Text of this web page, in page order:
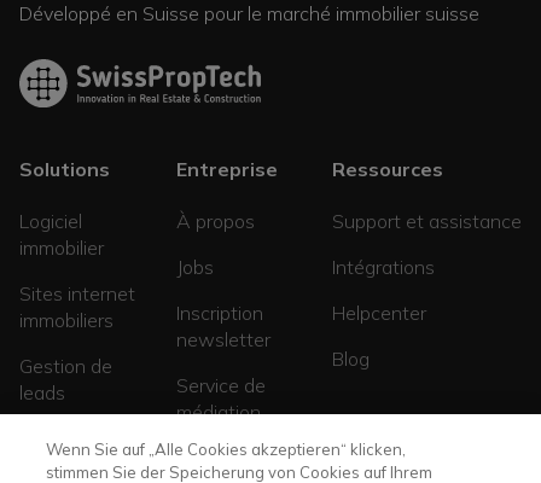
Développé en Suisse pour le marché immobilier suisse
Solutions
Logiciel
immobilier
Sites internet
immobiliers
Gestion de
leads
Sites de
promotions
Entreprise
À propos
Jobs
Inscription
newsletter
Service de
médiation
Ressources
Support et assistance
Intégrations
Helpcenter
Blog
Wenn Sie auf „Alle Cookies akzeptieren“ klicken,
stimmen Sie der Speicherung von Cookies auf Ihrem